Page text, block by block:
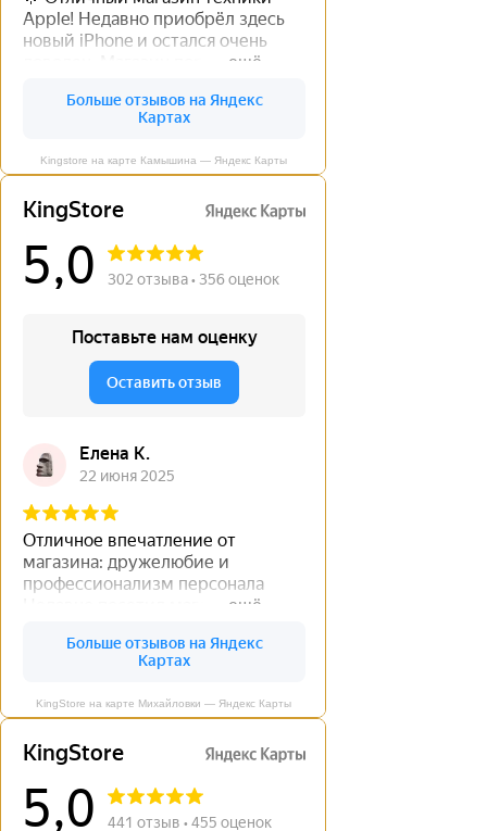
Kingstore на карте Камышина — Яндекс Карты
KingStore на карте Михайловки — Яндекс Карты
←